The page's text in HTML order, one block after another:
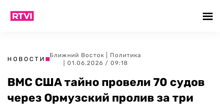
НОВОСТИ
Ближний Восток
Политика
| 01.06.2026 / 09:18
ВМС США тайно провели 70 судов
через Ормузский пролив за три